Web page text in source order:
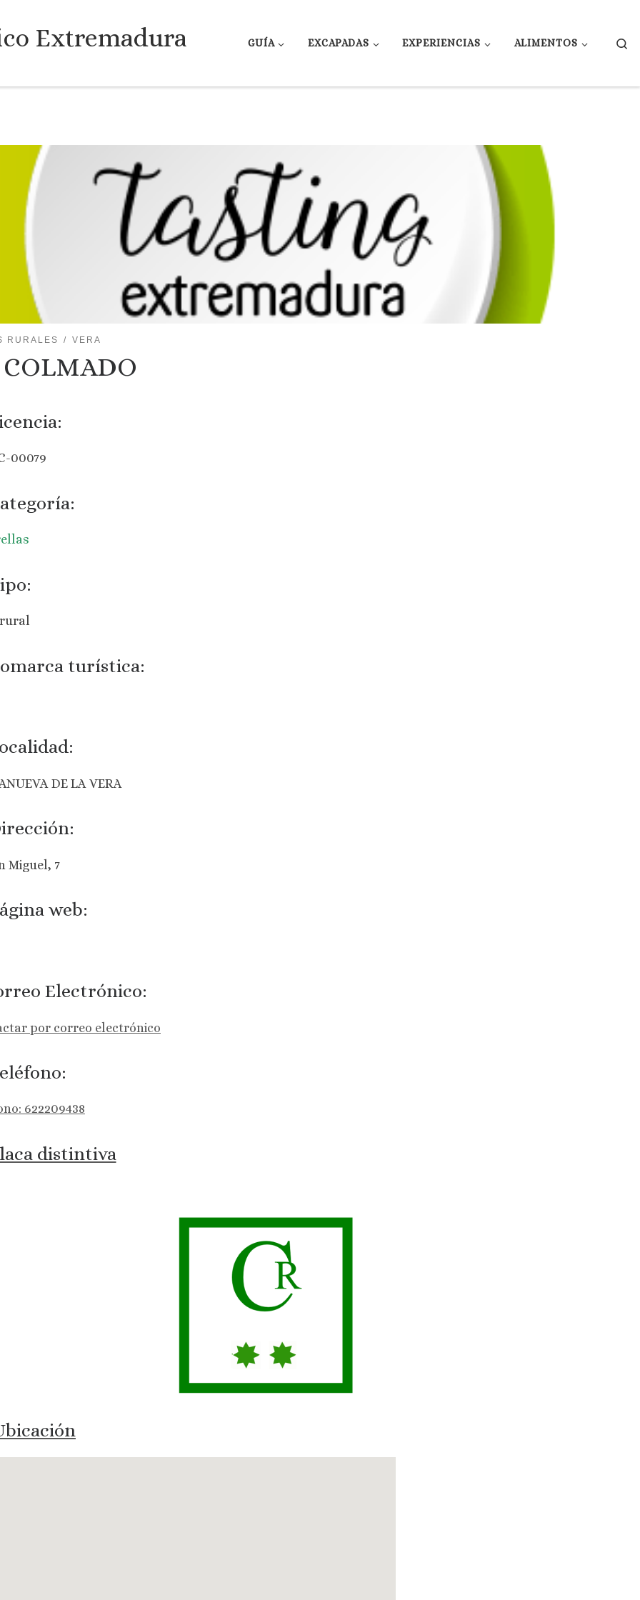
Extremadura GUÍA EXCAPADAS EXPERIENCIAS ALIMENTOS
RURALES VERA
00079
turística:
DE LA VERA
Miguel, 7
web:
Electrónico:
por correo electrónico
622209438
distintiva